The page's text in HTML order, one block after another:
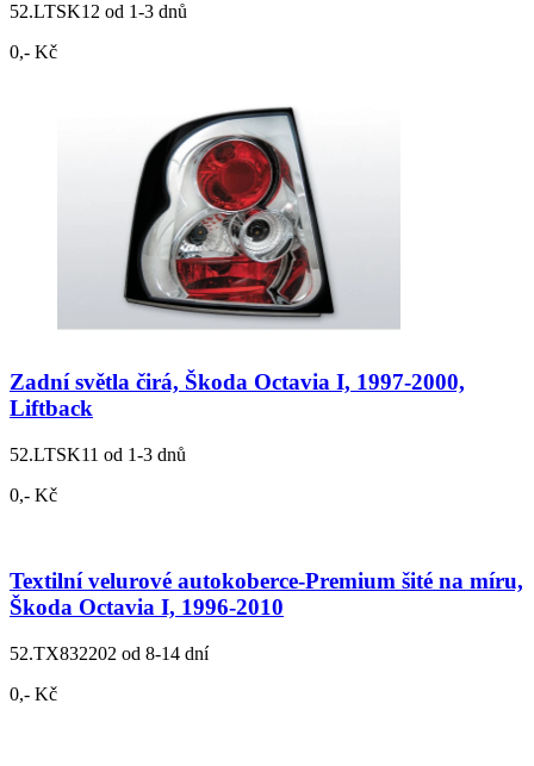
52.LTSK12 od 1-3 dnů
0,- Kč
Zadní světla čirá, Škoda Octavia I, 1997-2000,
Liftback
52.LTSK11 od 1-3 dnů
0,- Kč
Textilní velurové autokoberce-Premium šité na míru,
Škoda Octavia I, 1996-2010
52.TX832202 od 8-14 dní
0,- Kč